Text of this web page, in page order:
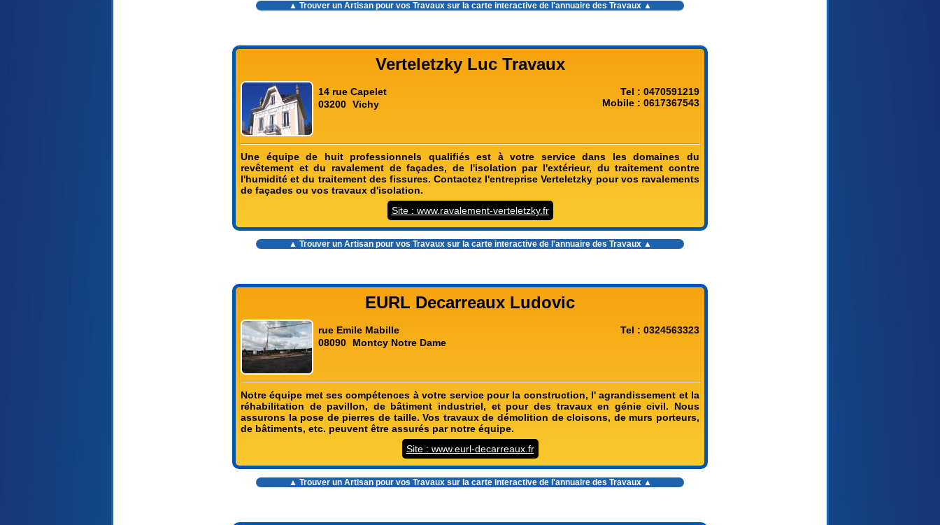
▲ Trouver un Artisan pour vos Travaux sur la carte interactive de l'annuaire des Travaux▲
Verteletzky Luc Travaux
14 rue Capelet
03200 Vichy
Tel : 0470591219
Mobile : 0617367543
Une équipe de huit professionnels qualifiés est à votre service dans les domaines du
revêtement et du ravalement de façades, de l'isolation par l'extérieur, du traitement contre
l'humidité et du traitement des fissures. Contactez l'entreprise Verteletzky pour vos ravalements
de façades ou vos travaux d'isolation.
Site : www.ravalement-verteletzky.fr
▲ Trouver un Artisan pour vos Travaux sur la carte interactive de l'annuaire des Travaux▲
EURL Decarreaux Ludovic
rue Emile Mabille
08090
Montcy Notre Dame
Tel : 0324563323
Notre équipe met ses compétences à votre service pour la construction, l' agrandissement et la
réhabilitation de pavillon, de bâtiment industriel, et pour des travaux en génie civil. Nous
assurons la pose de pierres de taille. Vos travaux de démolition de cloisons, de murs porteurs,
de bâtiments, etc. peuvent être assurés par notre équipe.
Site : www.eurl-decarreaux.fr
▲ Trouver un Artisan pour vos Travaux sur la carte interactive de l'annuaire des Travaux▲